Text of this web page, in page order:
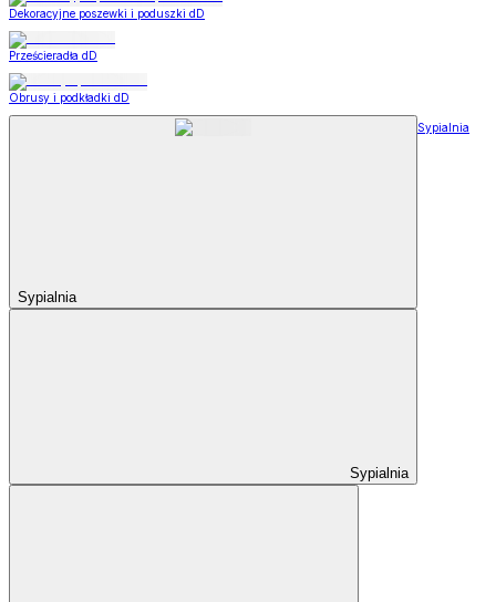
Dekoracyjne poszewki i poduszki dD
Prześcieradła dD
Obrusy i podkładki dD
Sypialnia
Sypialnia
Sypialnia